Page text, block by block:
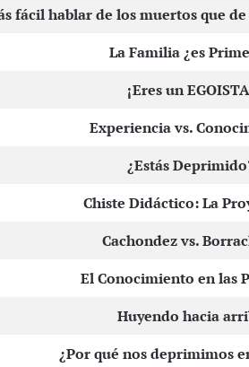
fácil hablar de los muertos que
La Familia ¿es
¡Eres un
Experiencia vs.
¿Estás
Chiste Didáctico: La
Cachondez vs.
El Conocimiento en las
Huyendo hacia
¿Por qué nos deprimimos